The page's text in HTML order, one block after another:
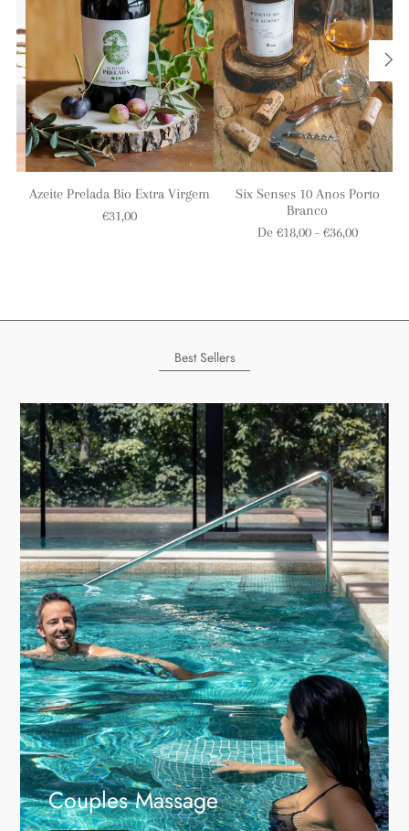
Azeite Prelada Bio Extra Virgem
€31,00
Six Senses 10 Anos Porto
Branco
De €18,00 - €36,00
Best Sellers
Couples Massage